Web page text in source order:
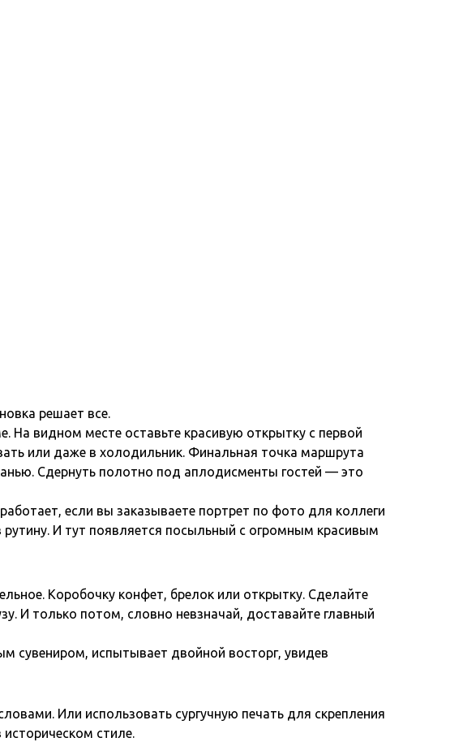
решает все.
На видном месте оставьте красивую открытку с первой
или даже в холодильник. Финальная точка маршрута
Сдернуть полотно под аплодисменты гостей — это
если вы заказываете портрет по фото для коллеги
И тут появляется посыльный с огромным красивым
Коробочку конфет, брелок или открытку. Сделайте
И только потом, словно невзначай, доставайте главный
сувениром, испытывает двойной восторг, увидев
Или использовать сургучную печать для скрепления
стиле.